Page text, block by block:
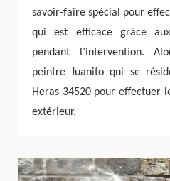
savoir-faire spécial pour
qui est efficace grâce
pendant l’intervention.
peintre Juanito qui se
Heras 34520 pour effectuer
extérieur.